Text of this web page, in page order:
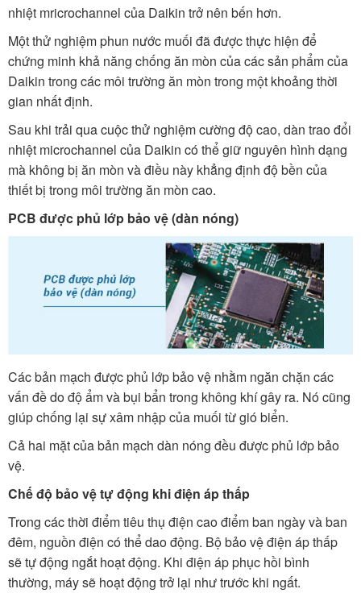
nhiệt mricrochannel của Daikin trở nên bến hơn.
Một thử nghiệm phun nước muối đã được thực hiện để
chứng minh khả năng chống ăn mòn của các sản phẩm của
Daikin trong các môi trường ăn mòn trong một khoảng thời
gian nhất định.
Sau khi trải qua cuộc thử nghiệm cường độ cao, dàn trao đổi
nhiệt microchannel của Daikin có thể giữ nguyên hình dạng
mà không bị ăn mòn và điều này khẳng định độ bền của
thiết bị trong môi trường ăn mòn cao.
PCB được phủ lớp bảo vệ (dàn nóng)
Các bản mạch được phủ lớp bảo vệ nhằm ngăn chặn các
vấn đề do độ ẩm và bụi bẩn trong không khí gây ra. Nó cũng
giúp chống lại sự xâm nhập của muối từ gió biển.
Cả hai mặt của bản mạch dàn nóng đều được phủ lớp bảo
vệ.
Chế độ bảo vệ tự động khi điện áp thấp
Trong các thời điểm tiêu thụ điện cao điểm ban ngày và ban
đêm, nguồn điện có thể dao động. Bộ bảo vệ điện áp thấp
sẽ tự động ngắt hoạt động. Khi điện áp phục hồi bình
thường, máy sẽ hoạt động trở lại như trước khi ngất.